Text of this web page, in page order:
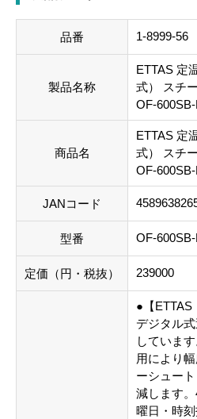
品番 1-8999-56
製品名称
ETTAS 定
式） スチ
OF-
商品名
ETTAS 定
式） スチ
OF-
JANコード
型番 OF-
定価（円・税抜） 239000
●【ETTAS
デジタル
していま
用により
ーシュー
減します。
曜日・時